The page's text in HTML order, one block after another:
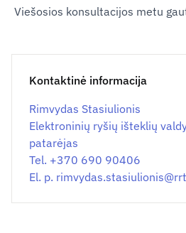
Viešosios konsultacijos metu
Kontaktinė informacija
Rimvydas Stasiulionis
Elektroninių ryšių išteklių
patarėjas
Tel. +370 690 90406
El. p. rimvydas.stasiulionis@